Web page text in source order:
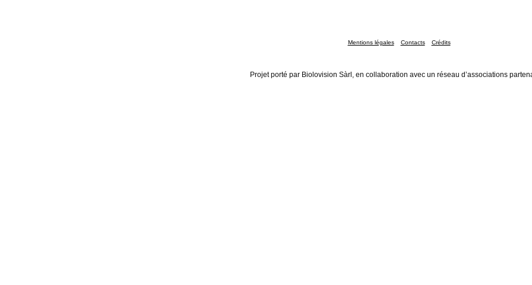
Mentions légales Contacts Crédits
Projet porté par Biolovision Sàrl, en collaboration avec un réseau d’associations